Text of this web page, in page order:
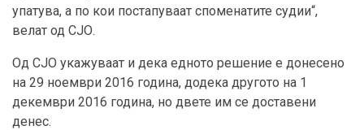
упатува, а по кои постапуваат споменатите судии“,
велат од СЈО.
Од СЈО укажуваат и дека едното решение е донесено
на 29 ноември 2016 година, додека другото на 1
декември 2016 година, но двете им се доставени
денес.